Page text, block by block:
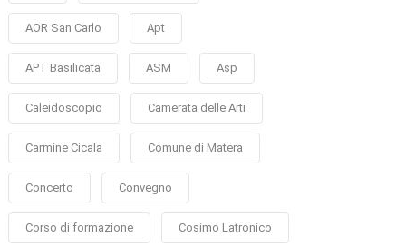
AOR San Carlo Apt
APT Basilicata ASM Asp
Caleidoscopio Camerata delle Arti
Carmine Cicala Comune di Matera
Concerto Convegno
Corso di formazione Cosimo Latronico